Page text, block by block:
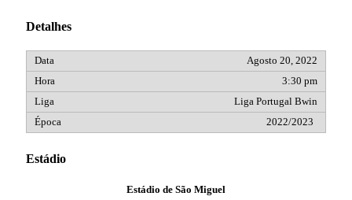
Detalhes
Agosto 20, 2022
3:30 pm
Liga Portugal Bwin
2022/2023
Estádio
Estádio de São Miguel